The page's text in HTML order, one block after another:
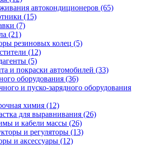
автокондиционеров (65)
(15)
(7)
(21)
резиновых колец (5)
(12)
(5)
и покраски автомобилей (33)
оборудования (36)
и пуско-зарядного оборудования
химия (12)
для выравнивания (26)
и кабели массы (26)
и регуляторы (13)
и аксессуары (12)